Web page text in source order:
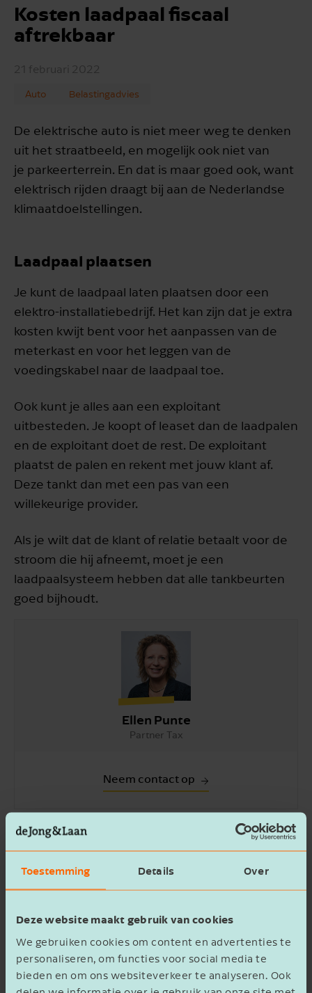
Toestemming Details Over
Deze website maakt gebruik van cookies
We gebruiken cookies om content en advertenties te
personaliseren, om functies voor social media te
bieden en om ons websiteverkeer te analyseren. Ook
Kosten laadpaal fiscaal
aftrekbaar
21 februari 2022
Auto Belastingadvies
De elektrische auto is niet meer weg te denken
uit het straatbeeld, en mogelijk ook niet van
je parkeerterrein. En dat is maar goed ook, want
elektrisch rijden draagt bij aan de Nederlandse
klimaatdoelstellingen.
Laadpaal plaatsen
Je kunt de laadpaal laten plaatsen door een
elektro-installatiebedrijf. Het kan zijn dat je extra
kosten kwijt bent voor het aanpassen van de
meterkast en voor het leggen van de
voedingskabel naar de laadpaal toe.
Ook kunt je alles aan een exploitant
uitbesteden. Je koopt of leaset dan de laadpalen
en de exploitant doet de rest. De exploitant
plaatst de palen en rekent met jouw klant af.
Deze tankt dan met een pas van een
willekeurige provider.
Als je wilt dat de klant of relatie betaalt voor de
stroom die hij afneemt, moet je een
laadpaalsysteem hebben dat alle tankbeurten
goed bijhoudt.
Ellen Punte
Partner Tax
Neem contact op
Kosten laadpaal fiscaal aftrekbaar
periodieke leasekosten van een laadpaal zijn bij
de bv fiscaal aftrekbaar. De btw op de aanschaf
en installatie, of de btw op de leasekosten zijn
als voorbelasting verrekenbaar. Maken